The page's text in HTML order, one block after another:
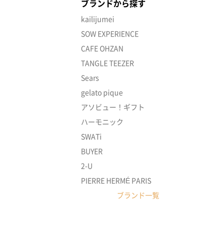
ブランドから探す
kailijumei
SOW EXPERIENCE
CAFE OHZAN
TANGLE TEEZER
Sears
gelato pique
アソビュー！ギフト
ハーモニック
SWATi
BUYER
2-U
PIERRE HERMÉ PARIS
ブランド一覧